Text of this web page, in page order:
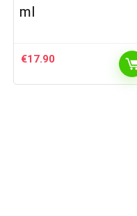
ml
€17.90